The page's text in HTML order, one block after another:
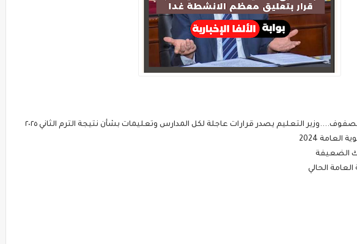
التعليم يصدر قرارات عاجلة لكل المدارس وتعليمات بشأن نتيجة الترم الثاني ٢٠٢٥
العامة 2024
الضعيفة
الحالي